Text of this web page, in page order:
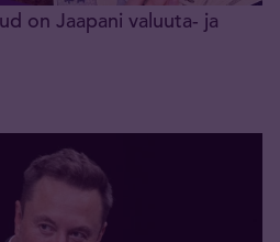
on Jaapani valuuta- ja